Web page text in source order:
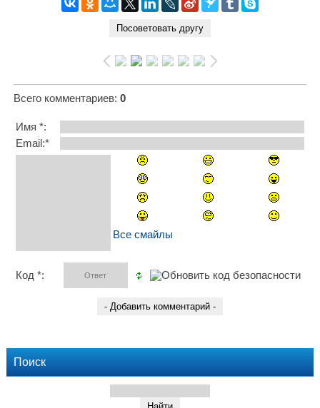
Всего комментариев: 0
Имя *:
Email:*
Все смайлы
Код *:
Поиск